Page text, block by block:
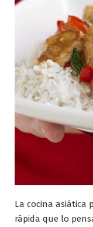
La cocina asiática
rápida que lo